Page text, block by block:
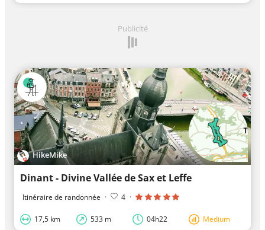
Publicité
HikeMike
Dinant - Divine Vallée de Sax et Leffe
Itinéraire de randonnée · 4 ·
17,5 km 533 m 04h22 Medium